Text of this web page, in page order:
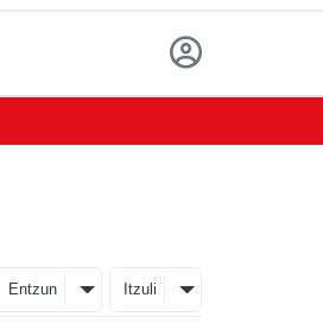
Entzun Itzuli